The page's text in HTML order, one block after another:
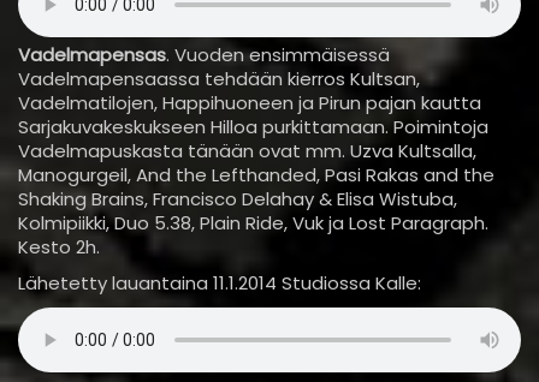
Vadelmapensas. Vuoden ensimmäisessä
Vadelmapensaassa tehdään kierros Kultsan,
Vadelmatilojen, Happihuoneen ja Pirun pajan kautta
Sarjakuvakeskukseen Hilloa purkittamaan. Poimintoja
Vadelmapuskasta tänään ovat mm. Uzva Kultsalla,
Manogurgeil, And the Lefthanded, Pasi Rakas and the
Shaking Brains, Francisco Delahay & Elisa Wistuba,
Kolmipiikki, Duo 5.38, Plain Ride, Vuk ja Lost Paragraph.
Kesto 2h.
Lähetetty lauantaina 11.1.2014 Studiossa Kalle: